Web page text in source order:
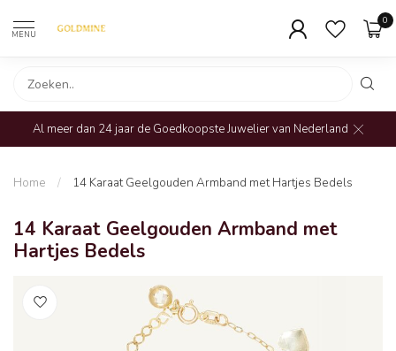
MENU
0
Al meer dan 24 jaar de Goedkoopste Juwelier van Nederland
Home / 14 Karaat Geelgouden Armband met Hartjes Bedels
14 Karaat Geelgouden Armband met
Hartjes Bedels